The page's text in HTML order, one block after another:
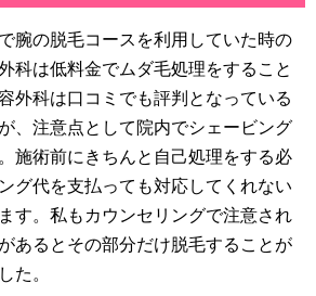
腕の脱毛コースを利用していた時の
科は低料金でムダ毛処理をすること
外科は口コミでも評判となっている
、注意点として院内でシェービング
施術前にきちんと自己処理をする必
グ代を支払っても対応してくれない
す。私もカウンセリングで注意され
あるとその部分だけ脱毛することが
た。